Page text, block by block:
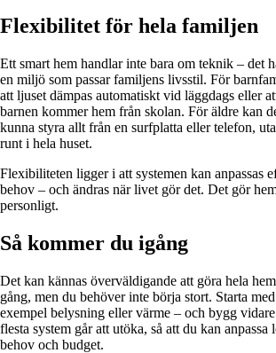
Flexibilitet för hela familjen
Ett smart hem handlar inte bara om teknik – det
en miljö som passar familjens livsstil. För
att ljuset dämpas automatiskt vid läggdags eller
barnen kommer hem från skolan. För äldre kan
kunna styra allt från en surfplatta eller telefon,
runt i hela huset.
Flexibiliteten ligger i att systemen kan anpassas
behov – och ändras när livet gör det. Det gör
personligt.
Så kommer du igång
Det kan kännas överväldigande att göra hela
gång, men du behöver inte börja stort. Starta
exempel belysning eller värme – och bygg
flesta system går att utöka, så att du kan anpassa
behov och budget.